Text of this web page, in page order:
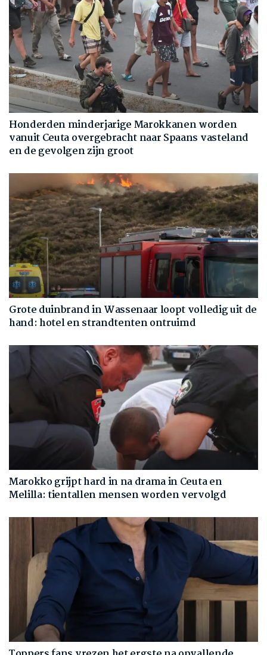
Honderden minderjarige Marokkanen worden
vanuit Ceuta overgebracht naar Spaans vasteland
en de gevolgen zijn groot
Grote duinbrand in Wassenaar loopt volledig uit de
hand: hotel en strandtenten ontruimd
Marokko grijpt hard in na drama in Ceuta en
Melilla: tientallen mensen worden vervolgd